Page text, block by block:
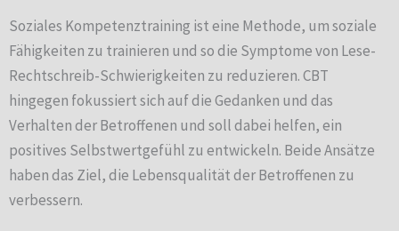
Soziales Kompetenztraining ist eine Methode, um soziale
Fähigkeiten zu trainieren und so die Symptome von Lese-
Rechtschreib-Schwierigkeiten zu reduzieren. CBT
hingegen fokussiert sich auf die Gedanken und das
Verhalten der Betroffenen und soll dabei helfen, ein
positives Selbstwertgefühl zu entwickeln. Beide Ansätze
haben das Ziel, die Lebensqualität der Betroffenen zu
verbessern.